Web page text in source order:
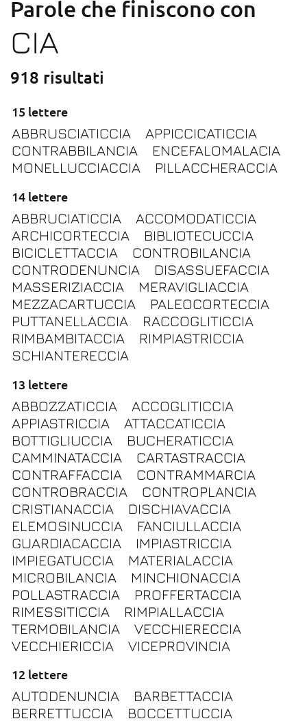
Parole che finiscono con
CIA
918 risultati
15 lettere
ABBRUSCIATICCIA
APPICCICATICCIA
CONTRABBILANCIA
ENCEFALOMALACIA
MONELLUCCIACCIA
PILLACCHERACCIA
14 lettere
ABBRUCIATICCIA
ACCOMODATICCIA
ARCHICORTECCIA
BIBLIOTECUCCIA
BICICLETTACCIA
CONTROBILANCIA
CONTRODENUNCIA
DISASSUEFACCIA
MASSERIZIACCIA
MERAVIGLIACCIA
MEZZACARTUCCIA
PALEOCORTECCIA
PUTTANELLACCIA
RACCOGLITICCIA
RIMBAMBITACCIA
RIMPIASTRICCIA
SCHIANTERECCIA
13 lettere
ABBOZZATICCIA
ACCOGLITICCIA
APPIASTRICCIA
ATTACCATICCIA
BOTTIGLIUCCIA
BUCHERATICCIA
CAMMINATACCIA
CARTASTRACCIA
CONTRAFFACCIA
CONTRAMMARCIA
CONTROBRACCIA
CONTROPLANCIA
CRISTIANACCIA
DISCHIAVACCIA
ELEMOSINUCCIA
FANCIULLACCIA
GUARDIACACCIA
IMPIASTRICCIA
IMPIEGATUCCIA
MATERIALACCIA
MICROBILANCIA
MINCHIONACCIA
POLLASTRACCIA
PROFFERTACCIA
RIMESSITICCIA
RIMPIALLACCIA
TERMOBILANCIA
VECCHIERECCIA
VECCHIERICCIA
VICEPROVINCIA
12 lettere
AUTODENUNCIA
BARBETTACCIA
BERRETTUCCIA
BOCCETTUCCIA